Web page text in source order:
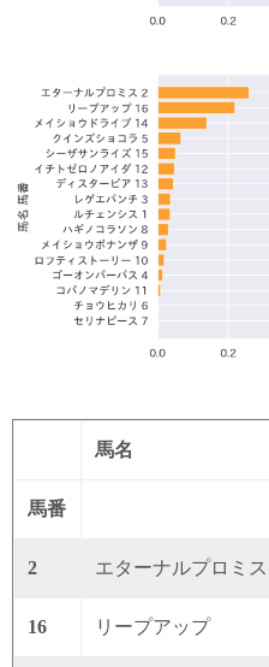
馬名
馬番
2 エターナルプロミス
16 リープアップ